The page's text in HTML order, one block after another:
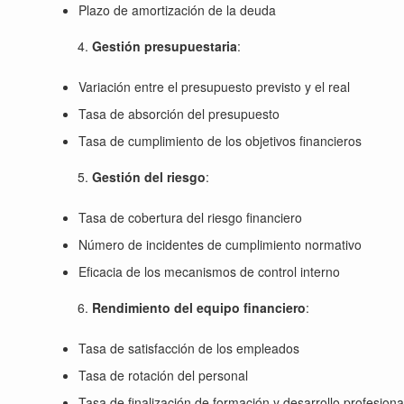
Plazo de amortización de la deuda
Gestión presupuestaria:
Variación entre el presupuesto previsto y el real
Tasa de absorción del presupuesto
Tasa de cumplimiento de los objetivos financieros
Gestión del riesgo:
Tasa de cobertura del riesgo financiero
Número de incidentes de cumplimiento normativo
Eficacia de los mecanismos de control interno
Rendimiento del equipo financiero:
Tasa de satisfacción de los empleados
Tasa de rotación del personal